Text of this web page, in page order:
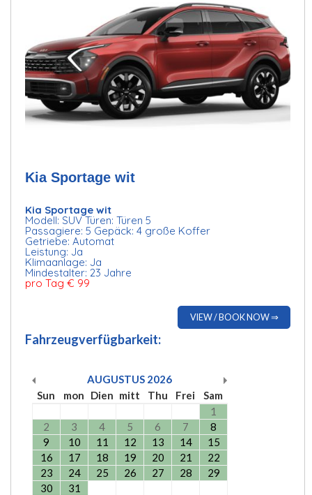
Kia Sportage wit
Kia Sportage wit
Modell: SUV Türen: Türen 5
Passagiere: 5 Gepäck: 4 große Koffer
Getriebe: Automat
Leistung: Ja
Klimaanlage: Ja
Mindestalter: 23 Jahre
pro Tag € 99
VIEW / BOOK NOW ⇒
Fahrzeugverfügbarkeit:
AUGUSTUS 2026
Sun
mon Dien mitt Thu Frei
Sam
1
2
3 4 5 6 7
8
9
10 11 12 13 14
15
16
17 18 19 20 21
22
23
24 25 26 27 28
29
30
31